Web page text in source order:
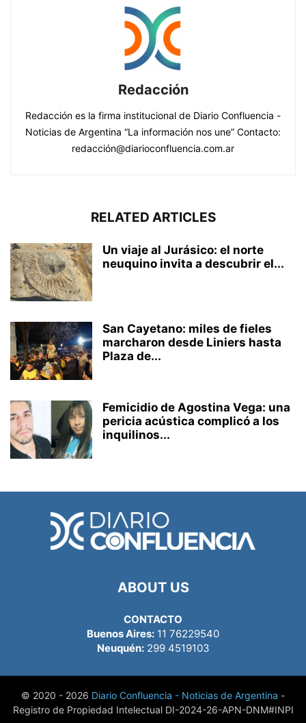
Redacción
Redacción es la firma institucional de Diario Confluencia -
Noticias de Argentina “La información nos une” Contacto:
redacción@diarioconfluencia.com.ar
RELATED ARTICLES
Un viaje al Jurásico: el norte
neuquino invita a descubrir el...
San Cayetano: miles de fieles
marcharon desde Liniers hasta
Plaza de...
Femicidio de Agostina Vega: una
pericia acústica complicó a los
inquilinos...
ABOUT US
CONTACTO
Buenos Aires: 11 76229540
Neuquén:299 4519103
© 2020 - 2026 Diario Confluencia - Noticias de Argentina -
Registro de Propiedad Intelectual DI-2024-26-APN-DNM#INPI